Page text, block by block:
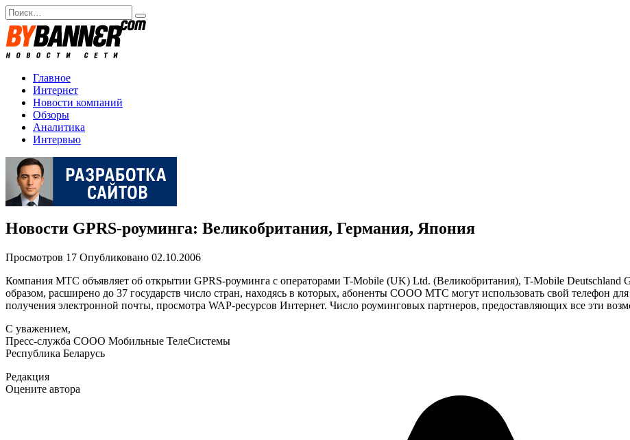
Перейти
к
содержанию
Search
for:
Главное
Интернет
Новости компаний
Обзоры
Аналитика
Интервью
Новости GPRS-роуминга: Великобритания, Германия, Япония
Просмотров 17 Опубликовано 02.10.2006
Компания МТС объявляет об открытии GPRS-роуминга с операторами T-Mobile (UK) Ltd. (Великобритания), T-Mobile
образом, расширено до 37 государств число стран, находясь в которых, абоненты СООО МТС могут использовать свой телефон
получения электронной почты, просмотра WAP-ресурсов Интернет. Число роуминговых партнеров, предоставляющих все эти
С уважением,
Пресс-служба СООО Мобильные ТелеСистемы
Республика Беларусь
Редакция
Оцените автора